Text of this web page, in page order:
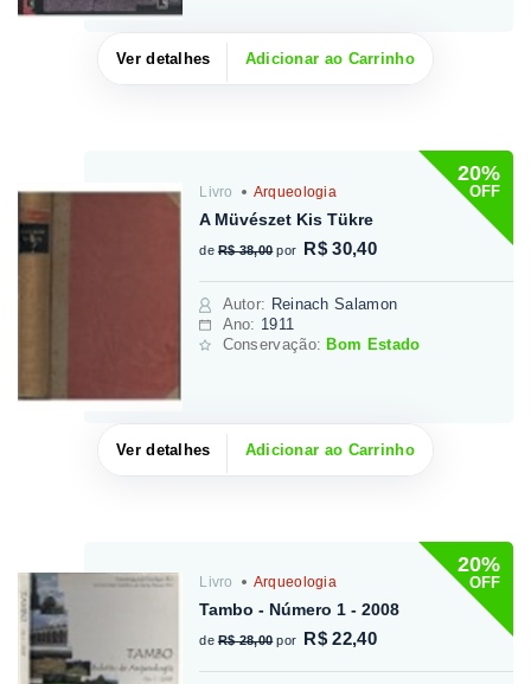
Ver detalhes Adicionar ao Carrinho
20%
OFF
Livro Arqueologia
A Müvészet Kis Tükre
de R$ 38,00 por R$ 30,40
Autor: Reinach Salamon
Ano: 1911
Conservação: Bom Estado
Ver detalhes Adicionar ao Carrinho
20%
OFF
Livro Arqueologia
Tambo - Número 1 - 2008
de R$ 28,00 por R$ 22,40